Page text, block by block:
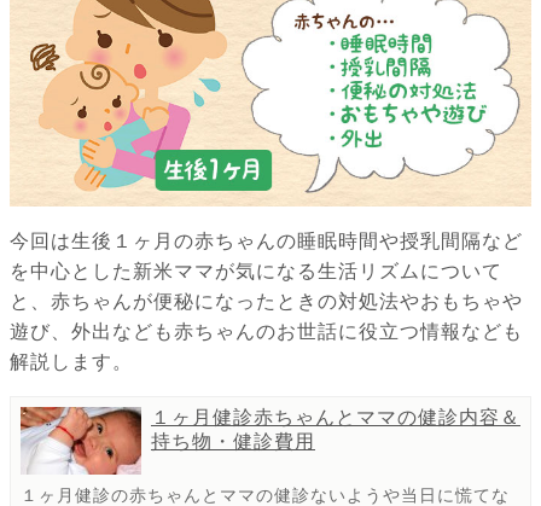
今回は生後１ヶ月の赤ちゃんの睡眠時間や授乳間隔など
を中心とした新米ママが気になる生活リズムについて
と、赤ちゃんが便秘になったときの対処法やおもちゃや
遊び、外出なども赤ちゃんのお世話に役立つ情報なども
解説します。
１ヶ月健診赤ちゃんとママの健診内容＆
持ち物・健診費用
１ヶ月健診の赤ちゃんとママの健診ないようや当日に慌てな